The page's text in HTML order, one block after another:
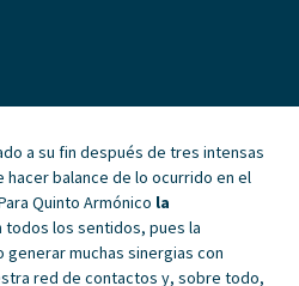
a su fin después de tres intensas
balance de lo ocurrido en el
Quinto Armónico la
todos los sentidos, pues la
muchas sinergias con
red de contactos y, sobre todo,